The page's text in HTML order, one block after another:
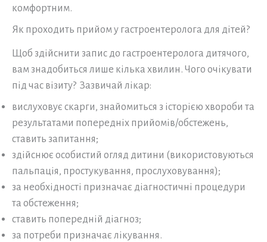
комфортним.
Як проходить прийом у гастроентеролога для дітей?
Щоб здійснити запис до гастроентеролога дитячого,
вам знадобиться лише кілька хвилин. Чого очікувати
під час візиту? Зазвичай лікар:
вислуховує скарги, знайомиться з історією хвороби та
результатами попередніх прийомів/обстежень,
ставить запитання;
здійснює особистий огляд дитини (використовуються
пальпація, простукування, прослуховування);
за необхідності призначає діагностичні процедури
та обстеження;
ставить попередній діагноз;
за потреби призначає лікування.